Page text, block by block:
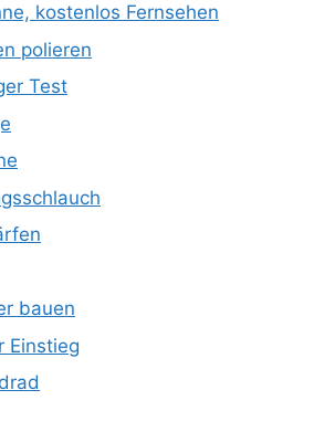
kostenlos Fernsehen
polieren
Test
bauen
Einstieg